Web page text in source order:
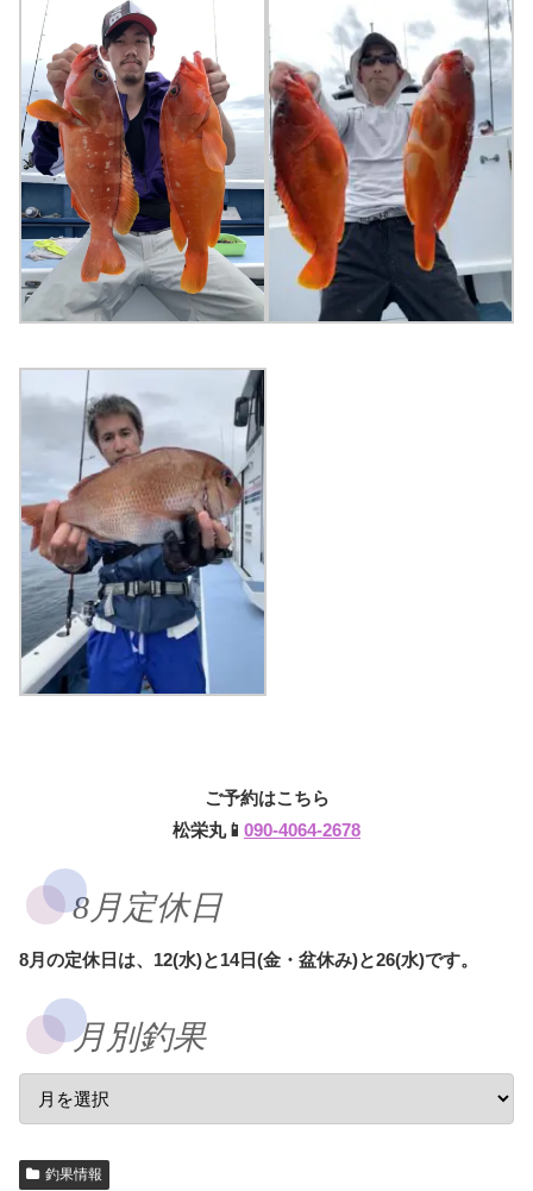
ご予約はこちら
松栄丸📱 090-4064-2678
8月定休日
8月の定休日は、12(水)と14日(金・盆休み)と26(水)です。
月別釣果
釣果情報